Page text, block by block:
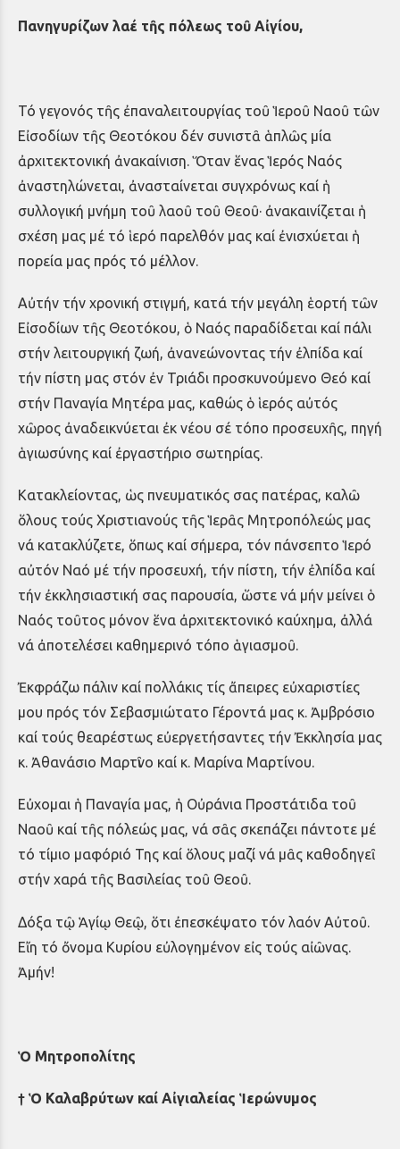
Πανηγυρίζων λαέ τῆς πόλεως τοῦ Αἰγίου,
Τό γεγονός τῆς ἐπαναλειτουργίας τοῦ Ἱεροῦ Ναοῦ τῶν
Εἰσοδίων τῆς Θεοτόκου δέν συνιστᾶ ἁπλῶς μία
ἀρχιτεκτονική ἀνακαίνιση. Ὅταν ἕνας Ἱερός Ναός
ἀναστηλώνεται, ἀνασταίνεται συγχρόνως καί ἡ
συλλογική μνήμη τοῦ λαοῦ τοῦ Θεοῦ· ἀνακαινίζεται ἡ
σχέση μας μέ τό ἱερό παρελθόν μας καί ἐνισχύεται ἡ
πορεία μας πρός τό μέλλον.
Αὐτήν τήν χρονική στιγμή, κατά τήν μεγάλη ἑορτή τῶν
Εἰσοδίων τῆς Θεοτόκου, ὁ Ναός παραδίδεται καί πάλι
στήν λειτουργική ζωή, ἀνανεώνοντας τήν ἐλπίδα καί
τήν πίστη μας στόν ἐν Τριάδι προσκυνούμενο Θεό καί
στήν Παναγία Μητέρα μας, καθώς ὁ ἱερός αὐτός
χῶρος ἀναδεικνύεται ἐκ νέου σέ τόπο προσευχῆς, πηγή
ἁγιωσύνης καί ἐργαστήριο σωτηρίας.
Κατακλείοντας, ὡς πνευματικός σας πατέρας, καλῶ
ὅλους τούς Χριστιανούς τῆς Ἱερᾶς Μητροπόλεώς μας
νά κατακλύζετε, ὅπως καί σήμερα, τόν πάνσεπτο Ἱερό
αὐτόν Ναό μέ τήν προσευχή, τήν πίστη, τήν ἐλπίδα καί
τήν ἐκκλησιαστική σας παρουσία, ὥστε νά μήν μείνει ὁ
Ναός τοῦτος μόνον ἕνα ἀρχιτεκτονικό καύχημα, ἀλλά
νά ἀποτελέσει καθημερινό τόπο ἁγιασμοῦ.
Ἐκφράζω πάλιν καί πολλάκις τίς ἄπειρες εὐχαριστίες
μου πρός τόν Σεβασμιώτατο Γέροντά μας κ. Ἀμβρόσιο
καί τούς θεαρέστως εὐεργετήσαντες τήν Ἐκκλησία μας
κ. Ἀθανάσιο Μαρτῖνο καί κ. Μαρίνα Μαρτίνου.
Εὐχομαι ἡ Παναγία μας, ἡ Οὐράνια Προστάτιδα τοῦ
Ναοῦ καί τῆς πόλεώς μας, νά σᾶς σκεπάζει πάντοτε μέ
τό τίμιο μαφόριό Της καί ὅλους μαζί νά μᾶς καθοδηγεῖ
στήν χαρά τῆς Βασιλείας τοῦ Θεοῦ.
Δόξα τῷ Ἁγίῳ Θεῷ, ὅτι ἐπεσκέψατο τόν λαόν Αὐτοῦ.
Εἴη τό ὄνομα Κυρίου εὐλογημένον εἰς τούς αἰῶνας.
Ἀμήν!
Ὁ Μητροπολίτης
† Ὁ Καλαβρύτων καί Αἰγιαλείας Ἱερώνυμος